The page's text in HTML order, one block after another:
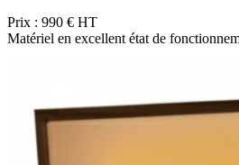
Prix : 990 € HT
Matériel en excellent état de